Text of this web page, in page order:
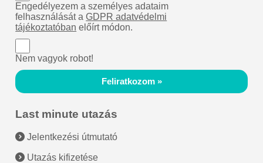
Engedélyezem a személyes adataim
felhasználását aGDPR adatvédelmi
tájékoztatóban előírt módon.
Nem vagyok robot!
Feliratkozom »
Last minute utazás
Jelentkezési útmutató
Utazás kifizetése